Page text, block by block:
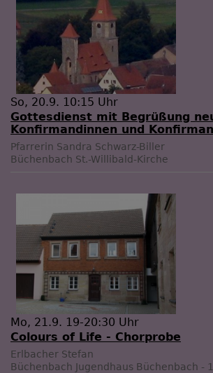
So, 20.9. 10:15 Uhr
Gottesdienst mit Begrüßung
Konfirmandinnen und
Pfarrerin Sandra Schwarz-Biller
Büchenbach St.-Willibald-Kirche
Mo, 21.9. 19-20:30 Uhr
Colours of Life - Chorprobe
Erlbacher Stefan
Büchenbach Jugendhaus Büchenbach -